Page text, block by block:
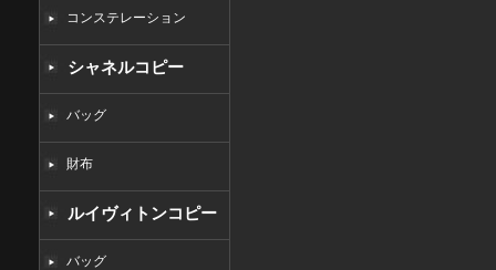
コンステレーション
シャネルコピー
バッグ
財布
ルイヴィトンコピー
バッグ